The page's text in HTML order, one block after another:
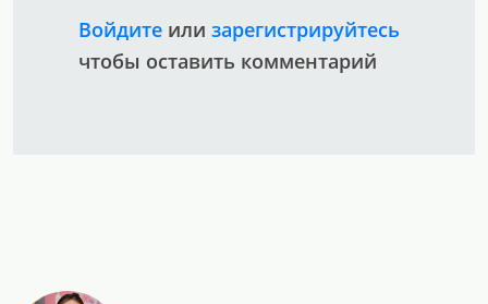
Войдите или зарегистрируйтесь
чтобы оставить комментарий